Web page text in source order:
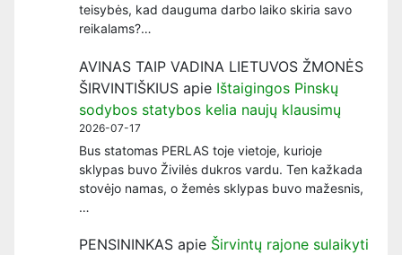
teisybės, kad dauguma darbo laiko skiria savo
reikalams?…
AVINAS TAIP VADINA LIETUVOS ŽMONĖS
ŠIRVINTIŠKIUS apie Ištaigingos Pinskų
sodybos statybos kelia naujų klausimų
2026-07-17
Bus statomas PERLAS toje vietoje, kurioje
sklypas buvo Živilės dukros vardu. Ten kažkada
stovėjo namas, o žemės sklypas buvo mažesnis,
…
PENSININKAS apie Širvintų rajone sulaikyti